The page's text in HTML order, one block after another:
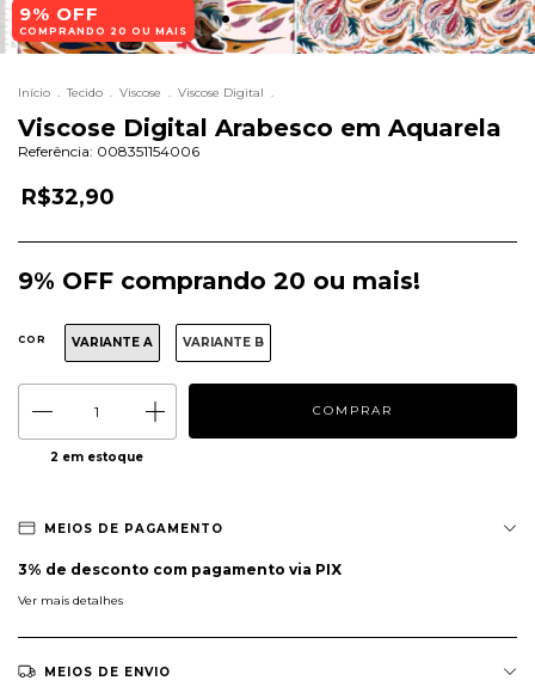
9% OFF
COMPRANDO 20 OU MAIS
Início . Tecido . Viscose . Viscose Digital .
Viscose Digital Arabesco em Aquarela
Referência: 008351154006
R$32,90
9% OFF comprando 20 ou mais!
COR VARIANTE A VARIANTE B
2 em estoque
MEIOS DE PAGAMENTO
3% de desconto com pagamento via PIX
Ver mais detalhes
MEIOS DE ENVIO